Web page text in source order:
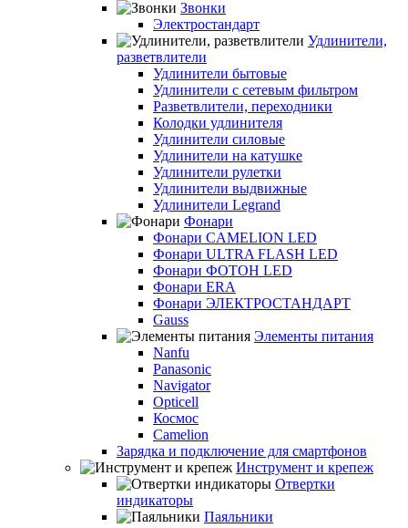
Звонки
Электростандарт
Удлинители,
разветвлители
Удлинители бытовые
Удлинители с сетевым фильтром
Разветвлители, переходники
Колодки удлинителя
Удлинители силовые
Удлинители на катушке
Удлинители рулетки
Удлинители выдвижные
Удлинители Legrand
Фонари
Фонари CAMELION LED
Фонари ULTRA FLASH LED
Фонари ФОТОН LED
Фонари ERA
Фонари ЭЛЕКТРОСТАНДАРТ
Gauss
Элементы питания
Nanfu
Panasonic
Navigator
Opticell
Космос
Camelion
Зарядка и подключение для смартфонов
Инструмент и крепеж
Отвертки
индикаторы
Паяльники